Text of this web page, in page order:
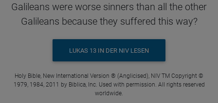
Galileans were worse sinners than all the other
Galileans because they suffered this way?
LUKAS 13 IN DER NIV LESEN
Holy Bible, New International Version ® (Anglicised), NIV TM Copyright ©
1979, 1984, 2011 by Biblica, Inc. Used with permission. All rights reserved
worldwide.